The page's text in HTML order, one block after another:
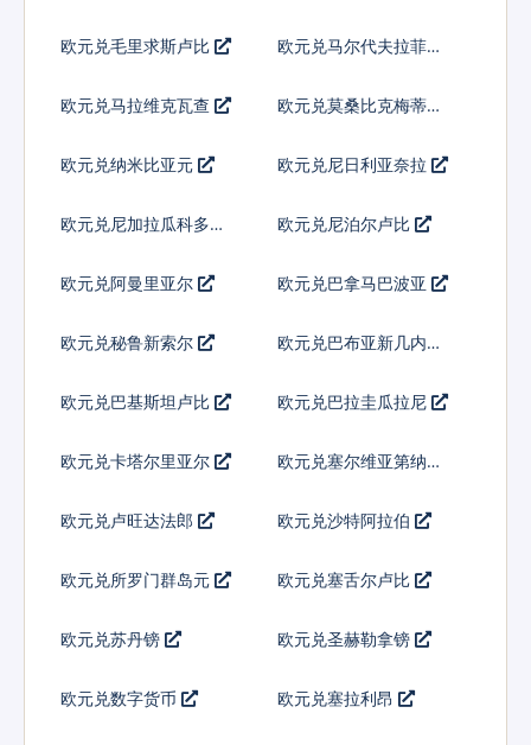
欧元兑毛里求斯卢比 欧元兑马尔代夫拉菲亚
欧元兑马拉维克瓦查
欧元兑莫桑比克梅蒂卡
欧元兑纳米比亚元 欧元兑尼日利亚奈拉
欧元兑尼加拉瓜科多巴 欧元兑尼泊尔卢比
欧元兑阿曼里亚尔 欧元兑巴拿马巴波亚
欧元兑秘鲁新索尔
欧元兑巴布亚新几内亚
欧元兑巴基斯坦卢比 欧元兑巴拉圭瓜拉尼
欧元兑卡塔尔里亚尔 欧元兑塞尔维亚第纳尔
欧元兑卢旺达法郎 欧元兑沙特阿拉伯
欧元兑所罗门群岛元 欧元兑塞舌尔卢比
欧元兑苏丹镑 欧元兑圣赫勒拿镑
欧元兑数字货币 欧元兑塞拉利昂